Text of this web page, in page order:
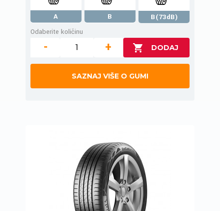
A B
B(73dB)
Odaberite količinu
- +
SAZNAJ VIŠE O GUMI